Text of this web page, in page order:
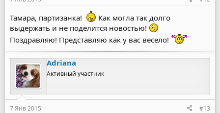
Тамара, партизанка!
Как могла так долго
выдержать и не поделится новостью!
Поздравляю! Представляю как у вас весело!
Adriana
Активный участник
7 Янв 2015 #13